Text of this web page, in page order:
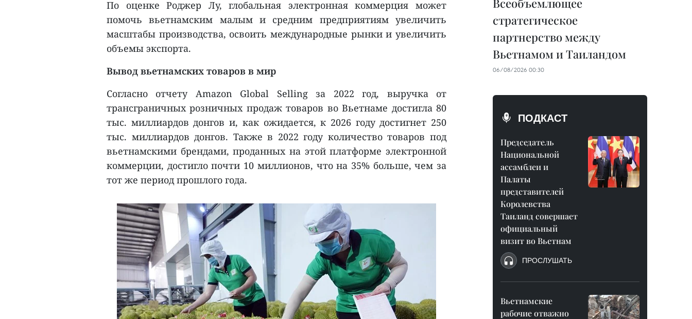
По оценке Роджер Лу, глобальная электронная коммерция может
помочь вьетнамским малым и средним предприятиям увеличить
масштабы производства, освоить международные рынки и увеличить
объемы экспорта.
Вывод вьетнамских товаров в мир
Согласно отчету Amazon Global Selling за 2022 год, выручка от
трансграничных розничных продаж товаров во Вьетнаме достигла 80
тыс. миллиардов донгов и, как ожидается, к 2026 году достигнет 250
тыс. миллиардов донгов. Также в 2022 году количество товаров под
вьетнамскими брендами, проданных на этой платформе электронной
коммерции, достигло почти 10 миллионов, что на 35% больше, чем за
тот же период прошлого года.
Всеобъемлющее
стратегическое
партнерство между
Вьетнамом и Таиландом
06/08/2026 00:30
ПОДКАСТ
Председатель
Национальной
ассамблеи и
Палаты
представителей
Королевства
Таиланд совершает
официальный
визит во Вьетнам
ПРОСЛУШАТЬ
Вьетнамские
рабочие отважно